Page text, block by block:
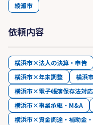
綾瀬市
依頼内容
横浜市×法人の決算・申告
横浜市×年末調整
横浜
横浜市×電子帳簿保存法対応
横浜市×事業承継・M&A
横浜市×資金調達・補助金